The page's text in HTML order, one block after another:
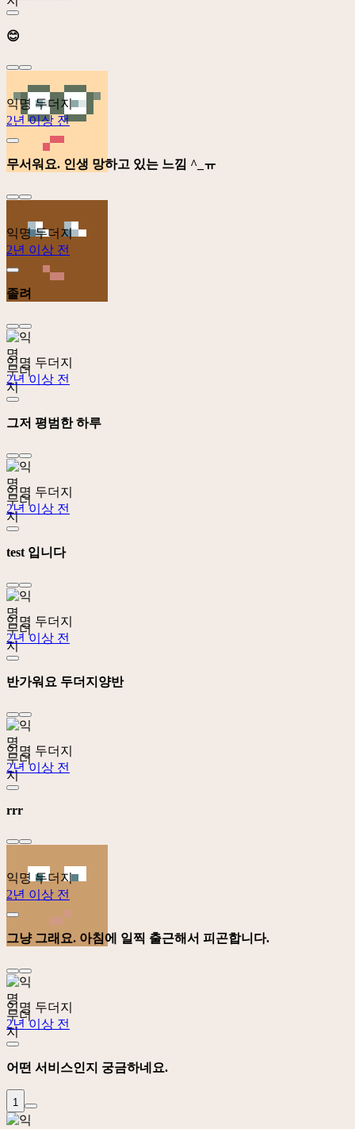
😊
익명 두더지
2년 이상 전
무서워요. 인생 망하고 있는 느낌 ^_ㅠ
익명 두더지
2년 이상 전
졸려
익명 두더지
2년 이상 전
그저 평범한 하루
익명 두더지
2년 이상 전
test 입니다
익명 두더지
2년 이상 전
반가워요 두더지양반
익명 두더지
2년 이상 전
rrr
익명 두더지
2년 이상 전
그냥 그래요. 아침에 일찍 출근해서 피곤합니다.
익명 두더지
2년 이상 전
어떤 서비스인지 궁금하네요.
1